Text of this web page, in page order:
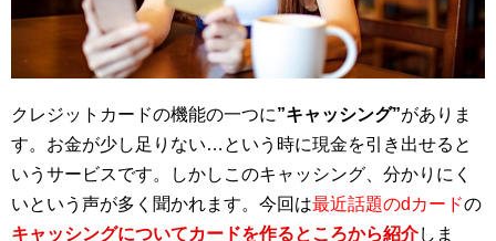
クレジットカードの機能の一つに”キャッシング”がありま
す。お金が少し足りない…という時に現金を引き出せると
いうサービスです。しかしこのキャッシング、分かりにく
いという声が多く聞かれます。今回は最近話題のdカードの
キャッシングについてカードを作るところから紹介しま